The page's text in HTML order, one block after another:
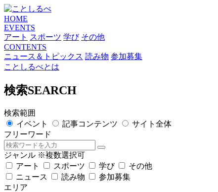
HOME
EVENTS
アート スポーツ 学び その他
CONTENTS
ニュース＆トピックス 読み物 参加募集
ことしるべとは
検索SEARCH
検索範囲
イベント
記事コンテンツ
サイト全体
フリーワード
ジャンル ※複数選択可
アート
スポーツ 学び
その他
ニュース
読み物
参加募集
エリア